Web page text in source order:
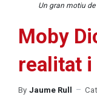
Un gran motiu
Moby
realitat i
By Jaume Rull